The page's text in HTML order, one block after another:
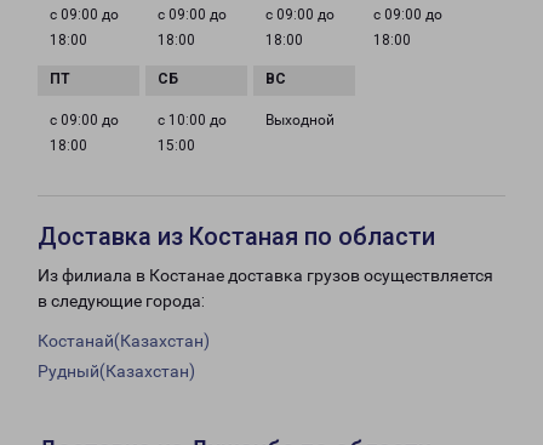
с 09:00 до
18:00
с 09:00 до
18:00
с 09:00 до
18:00
с 09:00 до
18:00
с 09:00 до
18:00
с 10:00 до
15:00
Выходной
Доставка из Костаная по области
Из филиала в Костанае доставка грузов осуществляется
в следующие города:
Костанай(Казахстан)
Рудный(Казахстан)